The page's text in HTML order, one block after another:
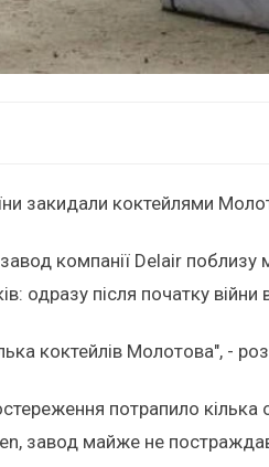
закидали коктейлями
компанії Delair поблизу
одразу після початку
коктейлів Молотова", -
потрапило
завод майже не